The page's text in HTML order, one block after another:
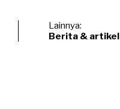
Lainnya:
Berita & artikel